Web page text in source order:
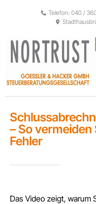
Telefon: 040 /
– So
Fehler
Das Video zeigt, warum